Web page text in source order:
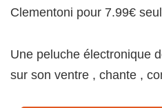
Clementoni pour 7.99€
Une peluche électronique
sur son ventre , chante ,